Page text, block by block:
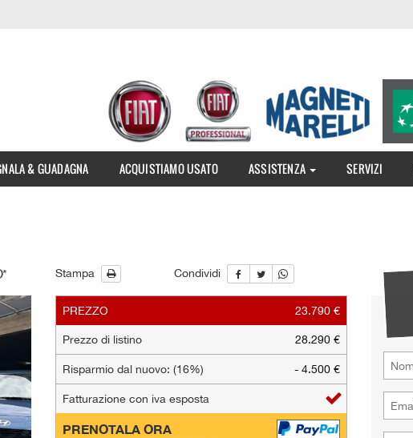
& GUADAGNA ACQUISTIAMO USATO ASSISTENZA SERVIZI
Stampa Condividi
PREZZO 23.790 €
Prezzo di listino 28.290 €
Risparmio dal nuovo: (16%) - 4.500 €
Fatturazione con iva esposta
PRENOTALA ORA